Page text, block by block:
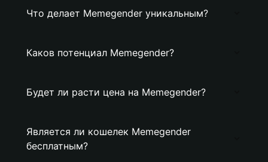
Что делает Memegender уникальным?
Каков потенциал Memegender?
Будет ли расти цена на Memegender?
Является ли кошелек Memegender
бесплатным?